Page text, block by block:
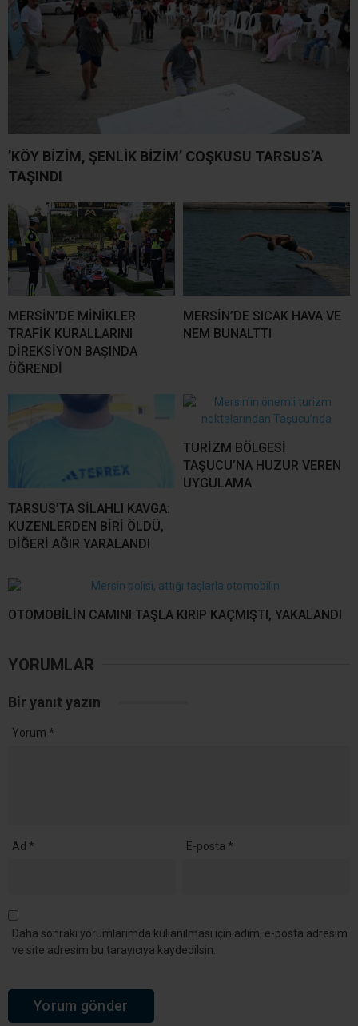
’KÖY BİZİM, ŞENLİK BİZİM’ COŞKUSU TARSUS’A
TAŞINDI
MERSİN’DE MİNİKLER
TRAFİK KURALLARINI
DİREKSİYON BAŞINDA
ÖĞRENDİ
MERSİN’DE SICAK HAVA VE
NEM BUNALTTI
TARSUS’TA SİLAHLI KAVGA:
KUZENLERDEN BİRİ ÖLDÜ,
DİĞERİ AĞIR YARALANDI
TURİZM BÖLGESİ
TAŞUCU’NA HUZUR VEREN
UYGULAMA
OTOMOBİLİN CAMINI TAŞLA KIRIP KAÇMIŞTI, YAKALANDI
YORUMLAR
Bir yanıt yazın
Yorum *
Ad * E-posta *
Daha sonraki yorumlarımda kullanılması için adım, e-posta adresim
ve site adresim bu tarayıcıya kaydedilsin.